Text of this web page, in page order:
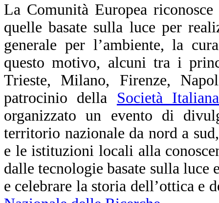
La Comunità Europea
quelle basate sulla luce per
generale per l’ambiente, la
questo motivo, alcuni tra i
Trieste, Milano, Firenze,
patrocinio della Società
organizzato un evento di
territorio nazionale da nord a
e le istituzioni locali alla
dalle tecnologie basate sulla
e celebrare la storia dell’ottica e